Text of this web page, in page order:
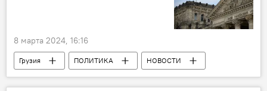
8 марта 2024, 16:16
Грузия ПОЛИТИКА
НОВОСТИ
Грузинская мечта - демократическая Грузия